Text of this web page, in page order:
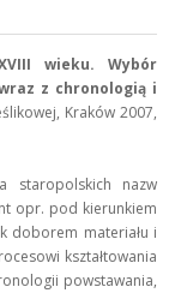
wieku. Wybór
z chronologią i
Kraków 2007,
staropolskich nazw
opr. pod kierunkiem
doborem materiału i
kształtowania
powstawania,